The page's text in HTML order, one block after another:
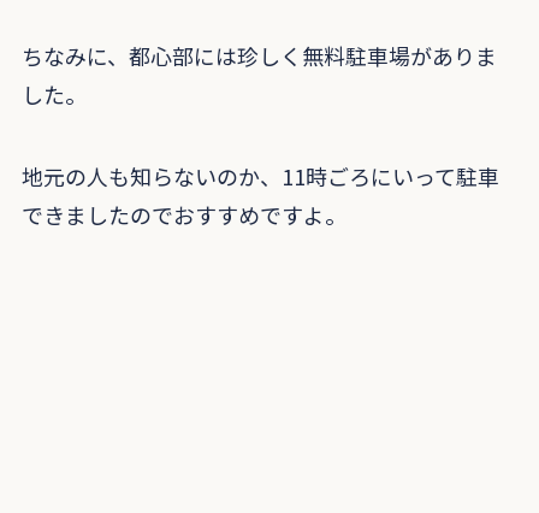
ちなみに、都心部には珍しく無料駐車場がありま
した。
地元の人も知らないのか、11時ごろにいって駐車
できましたのでおすすめですよ。